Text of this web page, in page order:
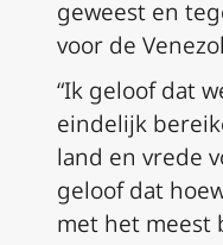
geweest en
voor de
“Ik geloof dat
eindelijk
land en vrede
geloof dat
met het meest